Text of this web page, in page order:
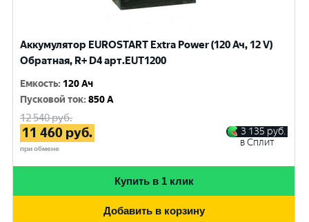
Аккумулятор EUROSTART Extra Power (120 Ач, 12 V)
Обратная, R+ D4 арт.EUT1200
Емкость: 120 Ач
Пусковой ток:850 A
12 540руб.
11 460 руб.
при обмене
3 135 руб.
в Сплит
Купить в 1 клик
Добавить в корзину